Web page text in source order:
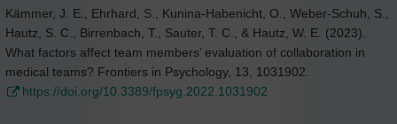
Kämmer, J. E., Ehrhard, S., Kunina-Habenicht, O., Weber-Schuh, S.,
Hautz, S. C., Birrenbach, T., Sauter, T. C., & Hautz, W. E. (2023).
What factors affect team members’ evaluation of collaboration in
medical teams? Frontiers in Psychology, 13, 1031902.
https://doi.org/10.3389/fpsyg.2022.1031902